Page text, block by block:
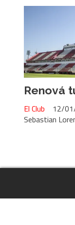
Renová
Sebastian
El Club 12/